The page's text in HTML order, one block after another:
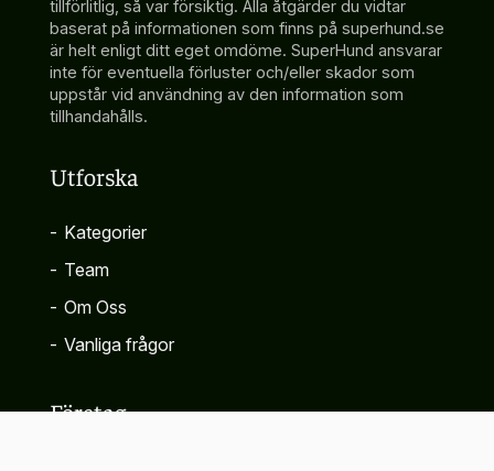
tillförlitlig, så var försiktig. Alla åtgärder du vidtar
baserat på informationen som finns på superhund.se
är helt enligt ditt eget omdöme. SuperHund ansvarar
inte för eventuella förluster och/eller skador som
uppstår vid användning av den information som
tillhandahålls.
Utforska
- Kategorier
- Team
- Om Oss
- Vanliga frågor
Företag